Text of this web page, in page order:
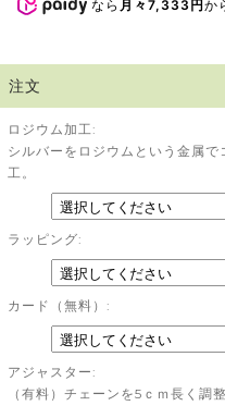
なら 月々7,333円か
注文
ロジウム加工:
シルバーをロジウムという金属
工。
ラッピング:
カード（無料）:
アジャスター:
（有料）チェーンを5ｃｍ長く調